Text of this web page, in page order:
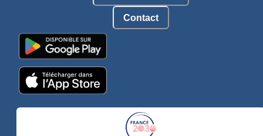
Contact